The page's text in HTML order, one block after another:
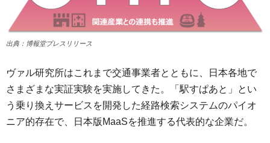
出典：博報堂プレスリリース
ヴァル研究所はこれまで交通事業者とともに、日本各地で
さまざまな実証実験を実施してきた。「駅すぱあと」とい
う乗り換えサービスを開発した経路検索システムのパイオ
ニア的存在で、日本版MaaSを推進する代表的な企業だ。